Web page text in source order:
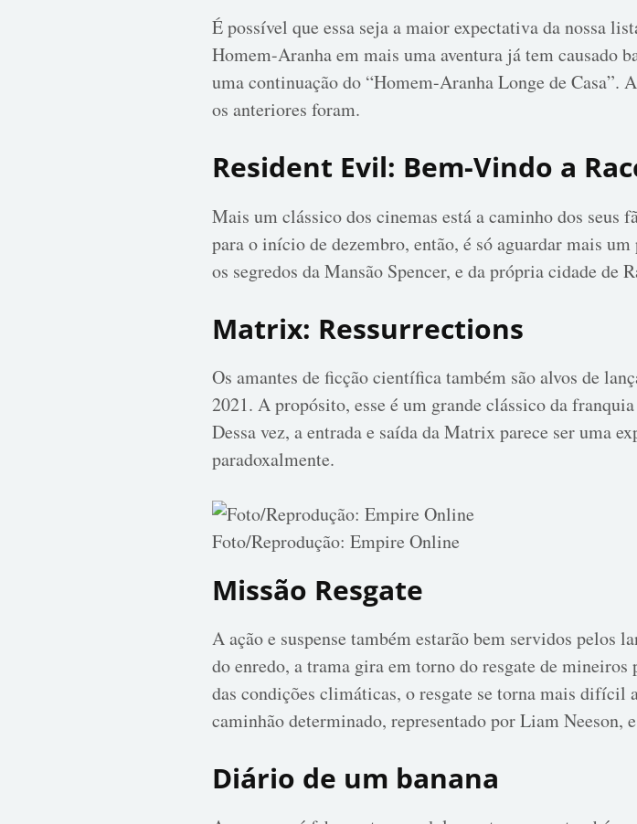
É possível que essa seja a maior expectativa da nossa
Homem-Aranha em mais uma aventura já tem causado
uma continuação do “Homem-Aranha Longe de Casa”.
os anteriores foram.
Resident Evil: Bem-Vindo a
Mais um clássico dos cinemas está a caminho dos seus
para o início de dezembro, então, é só aguardar mais
os segredos da Mansão Spencer, e da própria cidade de
Matrix: Ressurrections
Os amantes de ficção científica também são alvos de
2021. A propósito, esse é um grande clássico da
Dessa vez, a entrada e saída da Matrix parece ser uma
paradoxalmente.
Foto/Reprodução: Empire Online
Missão Resgate
A ação e suspense também estarão bem servidos pelos
do enredo, a trama gira em torno do resgate de
das condições climáticas, o resgate se torna mais difícil
caminhão determinado, representado por Liam Neeson,
Diário de um banana